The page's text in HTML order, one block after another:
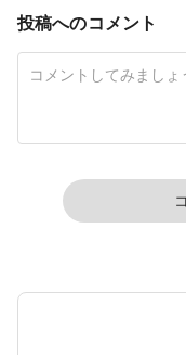
投稿へのコメント